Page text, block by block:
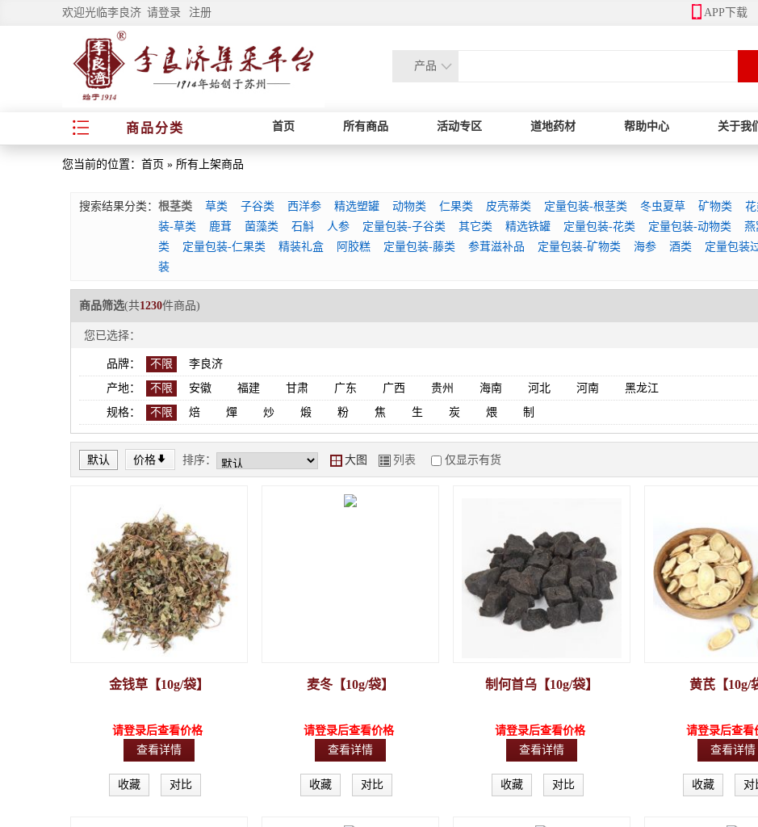
欢迎光临李良济 请登录 注册 APP下载
产品
商品分类 首页 所有商品 活动专区 道地药材 帮助中心 关于我们
您当前的位置： 首页 » 所有上架商品
搜索结果分类： 根茎类 草类 子谷类 西洋参 精选塑罐 动物类 仁果类 皮壳蒂类 定量包装-根茎类 冬虫夏草 矿物类
装-草类
鹿茸 菌藻类 石斛 人参 定量包装-子谷类 其它类 精选铁罐 定量包装-花类 定量包装-动物类 燕
类
定量包装-仁果类 精装礼盒 阿胶糕 定量包装-藤类 参茸滋补品 定量包装-矿物类 海参 酒类 定量包装
装
商品筛选(共1230件商品)
您已选择：
品牌： 不限
李良济
产地：
不限 安徽 福建 甘肃 广东 广西 贵州 海南 河北 河南
黑龙江
规格：
不限 焙 燀 炒 煅 粉 焦 生 炭 煨 制
默认 价格* 排序： Y 大图 Z 列表 仅显示有货
金钱草【10g/袋】
请登录后查看价格
查看详情
收藏 对比
麦冬【10g/袋】
请登录后查看价格
查看详情
收藏 对比
制何首乌【10g/袋】
请登录后查看价格
查看详情
收藏 对比
黄芪【10g/
请登录后查看
查看详情
收藏 对